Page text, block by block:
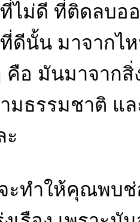
ไม่ดี ที่ติดลบอ
ดีนั้น มาจากไ
คือ มันมาจาก
มธรรมชาติ แ
ะทำให้คุณพบช่